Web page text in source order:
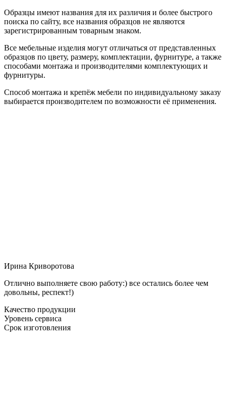
Образцы имеют названия для их различия и более быстрого
поиска по сайту, все названия образцов не являются
зарегистрированным товарным знаком.
Все мебельные изделия могут отличаться от представленных
образцов по цвету, размеру, комплектации, фурнитуре, а также
способами монтажа и производителями комплектующих и
фурнитуры.
Способ монтажа и крепёж мебели по индивидуальному заказу
выбирается производителем по возможности её применения.
Ирина Криворотова
Отлично выполняете свою работу:) все остались более чем
довольны, респект!)
Качество продукции
Уровень сервиса
Срок изготовления